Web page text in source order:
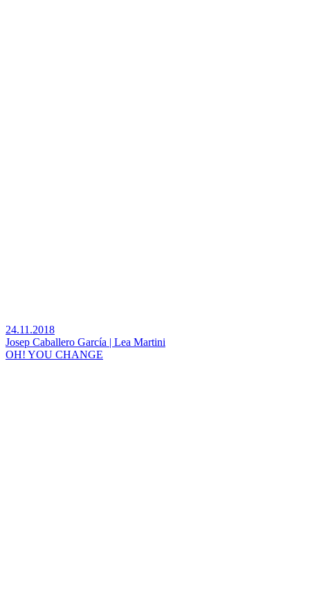
24.11.2018
Josep Caballero García | Lea Martini
OH! YOU CHANGE